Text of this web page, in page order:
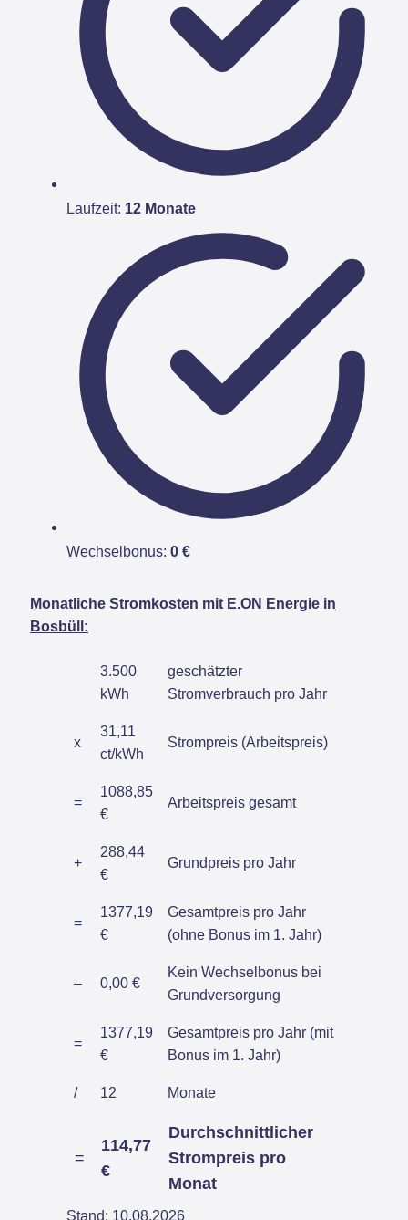
Laufzeit: 12 Monate
Wechselbonus: 0 €
Monatliche Stromkosten mit E.ON Energie in
Bosbüll:
3.500
kWh
geschätzter
Stromverbrauch pro Jahr
x
31,11
ct/kWh
Strompreis (Arbeitspreis)
=
1088,85
€
Arbeitspreis gesamt
+
288,44
€
Grundpreis pro Jahr
=
1377,19
€
Gesamtpreis pro Jahr
(ohne Bonus im 1. Jahr)
– 0,00 €
Kein Wechselbonus bei
Grundversorgung
=
1377,19
€
Gesamtpreis pro Jahr (mit
Bonus im 1. Jahr)
/ 12 Monate
=
114,77
€
Durchschnittlicher
Strompreis pro
Monat
Stand: 10.08.2026